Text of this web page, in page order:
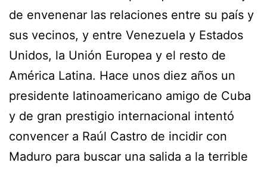
de envenenar las relaciones entre su país y
sus vecinos, y entre Venezuela y Estados
Unidos, la Unión Europea y el resto de
América Latina. Hace unos diez años un
presidente latinoamericano amigo de Cuba
y de gran prestigio internacional intentó
convencer a Raúl Castro de incidir con
Maduro para buscar una salida a la terrible